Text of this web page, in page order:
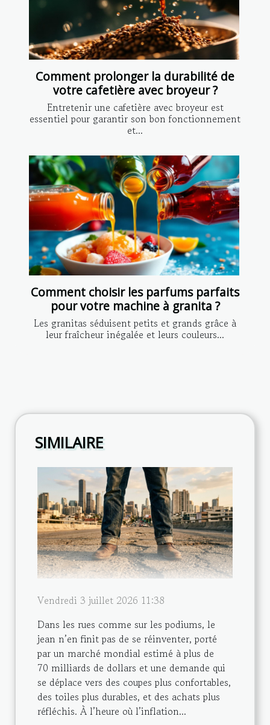
Comment prolonger la durabilité de
votre cafetière avec broyeur ?
Entretenir une cafetière avec broyeur est
essentiel pour garantir son bon fonctionnement
et...
Comment choisir les parfums parfaits
pour votre machine à granita ?
Les granitas séduisent petits et grands grâce à
leur fraîcheur inégalée et leurs couleurs...
SIMILAIRE
Vendredi 3 juillet 2026 11:38
Dans les rues comme sur les podiums, le
jean n’en finit pas de se réinventer, porté
par un marché mondial estimé à plus de
70 milliards de dollars et une demande qui
se déplace vers des coupes plus confortables,
des toiles plus durables, et des achats plus
réfléchis. À l’heure où l’inflation...